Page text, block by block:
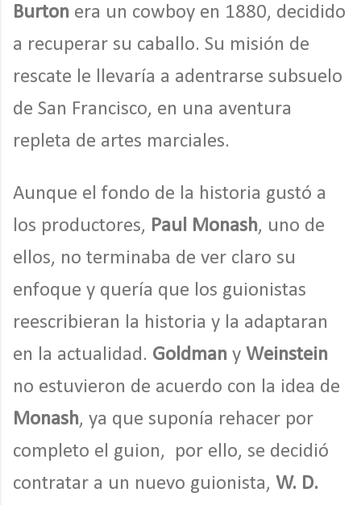
Burton era un cowboy en 1880, decidido
a recuperar su caballo. Su misión de
rescate le llevaría a adentrarse subsuelo
de San Francisco, en una aventura
repleta de artes marciales.
Aunque el fondo de la historia gustó a
los productores, Paul Monash, uno de
ellos, no terminaba de ver claro su
enfoque y quería que los guionistas
reescribieran la historia y la adaptaran
en la actualidad. Goldman y Weinstein
no estuvieron de acuerdo con la idea de
Monash, ya que suponía rehacer por
completo el guion, por ello, se decidió
contratar a un nuevo guionista, W. D.